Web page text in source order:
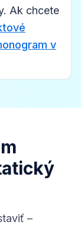
Ak chcete
v
–